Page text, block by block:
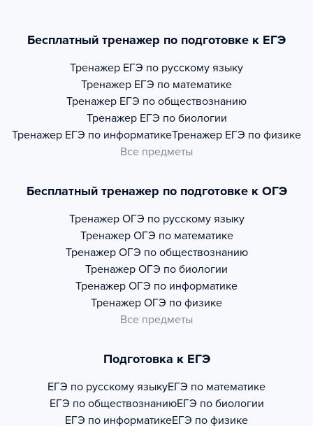
Бесплатный тренажер по подготовке к ЕГЭ
Тренажер ЕГЭ по русскому языку
Тренажер ЕГЭ по математике
Тренажер ЕГЭ по обществознанию
Тренажер ЕГЭ по биологии
Тренажер ЕГЭ по информатикеТренажер ЕГЭ по физике
Все предметы
Бесплатный тренажер по подготовке к ОГЭ
Тренажер ОГЭ по русскому языку
Тренажер ОГЭ по математике
Тренажер ОГЭ по обществознанию
Тренажер ОГЭ по биологии
Тренажер ОГЭ по информатике
Тренажер ОГЭ по физике
Все предметы
Подготовка к ЕГЭ
ЕГЭ по русскому языкуЕГЭ по математике
ЕГЭ по обществознаниюЕГЭ по биологии
ЕГЭ по информатикеЕГЭ по физике